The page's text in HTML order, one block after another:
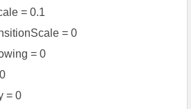
= 0.1
= 0
= 0
= 0